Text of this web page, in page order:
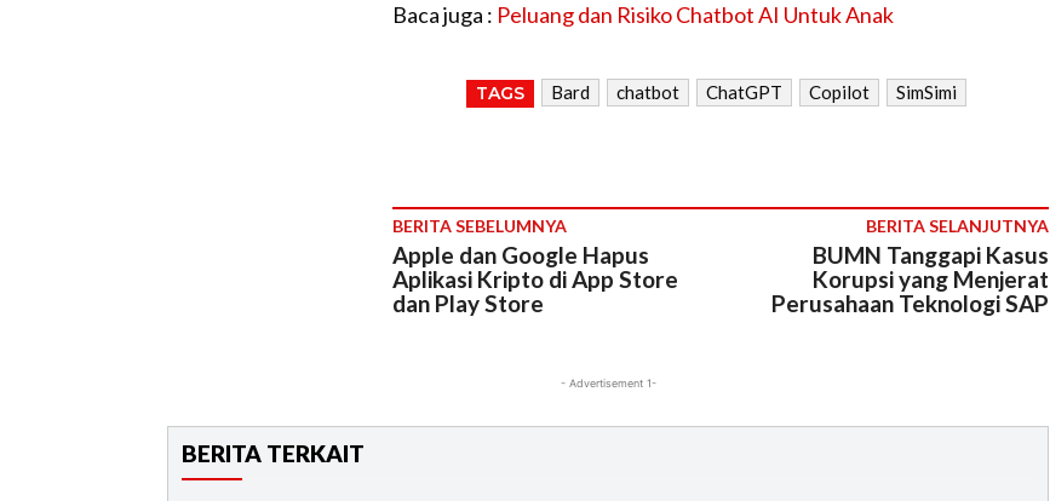
Baca juga : Peluang dan Risiko Chatbot AI Untuk Anak
TAGS Bard chatbot ChatGPT Copilot SimSimi
BERITA SEBELUMNYA
Apple dan Google Hapus
Aplikasi Kripto di App Store
dan Play Store
BERITA SELANJUTNYA
BUMN Tanggapi Kasus
Korupsi yang Menjerat
Perusahaan Teknologi SAP
- Advertisement 1-
BERITA TERKAIT